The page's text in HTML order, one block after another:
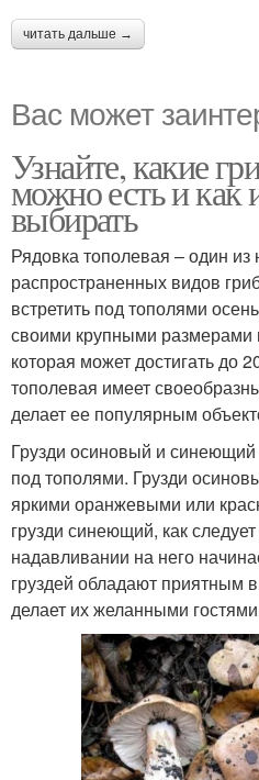
читать дальше →
Вас может
Узнайте, какие
можно есть и как
выбирать
Рядовка тополевая – один из
распространенных видов
встретить под тополями
своими крупными
которая может достигать до
тополевая имеет
делает ее популярным
Грузди осиновый и синеющий
под тополями. Грузди
яркими оранжевыми или
грузди синеющий, как
надавливании на него
груздей обладают приятным
делает их желанными